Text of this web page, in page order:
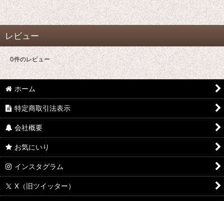
レビュー
0件のレビュー
ホーム
特定商取引法表示
会社概要
お気にいり
インスタグラム
X（旧ツイッター）